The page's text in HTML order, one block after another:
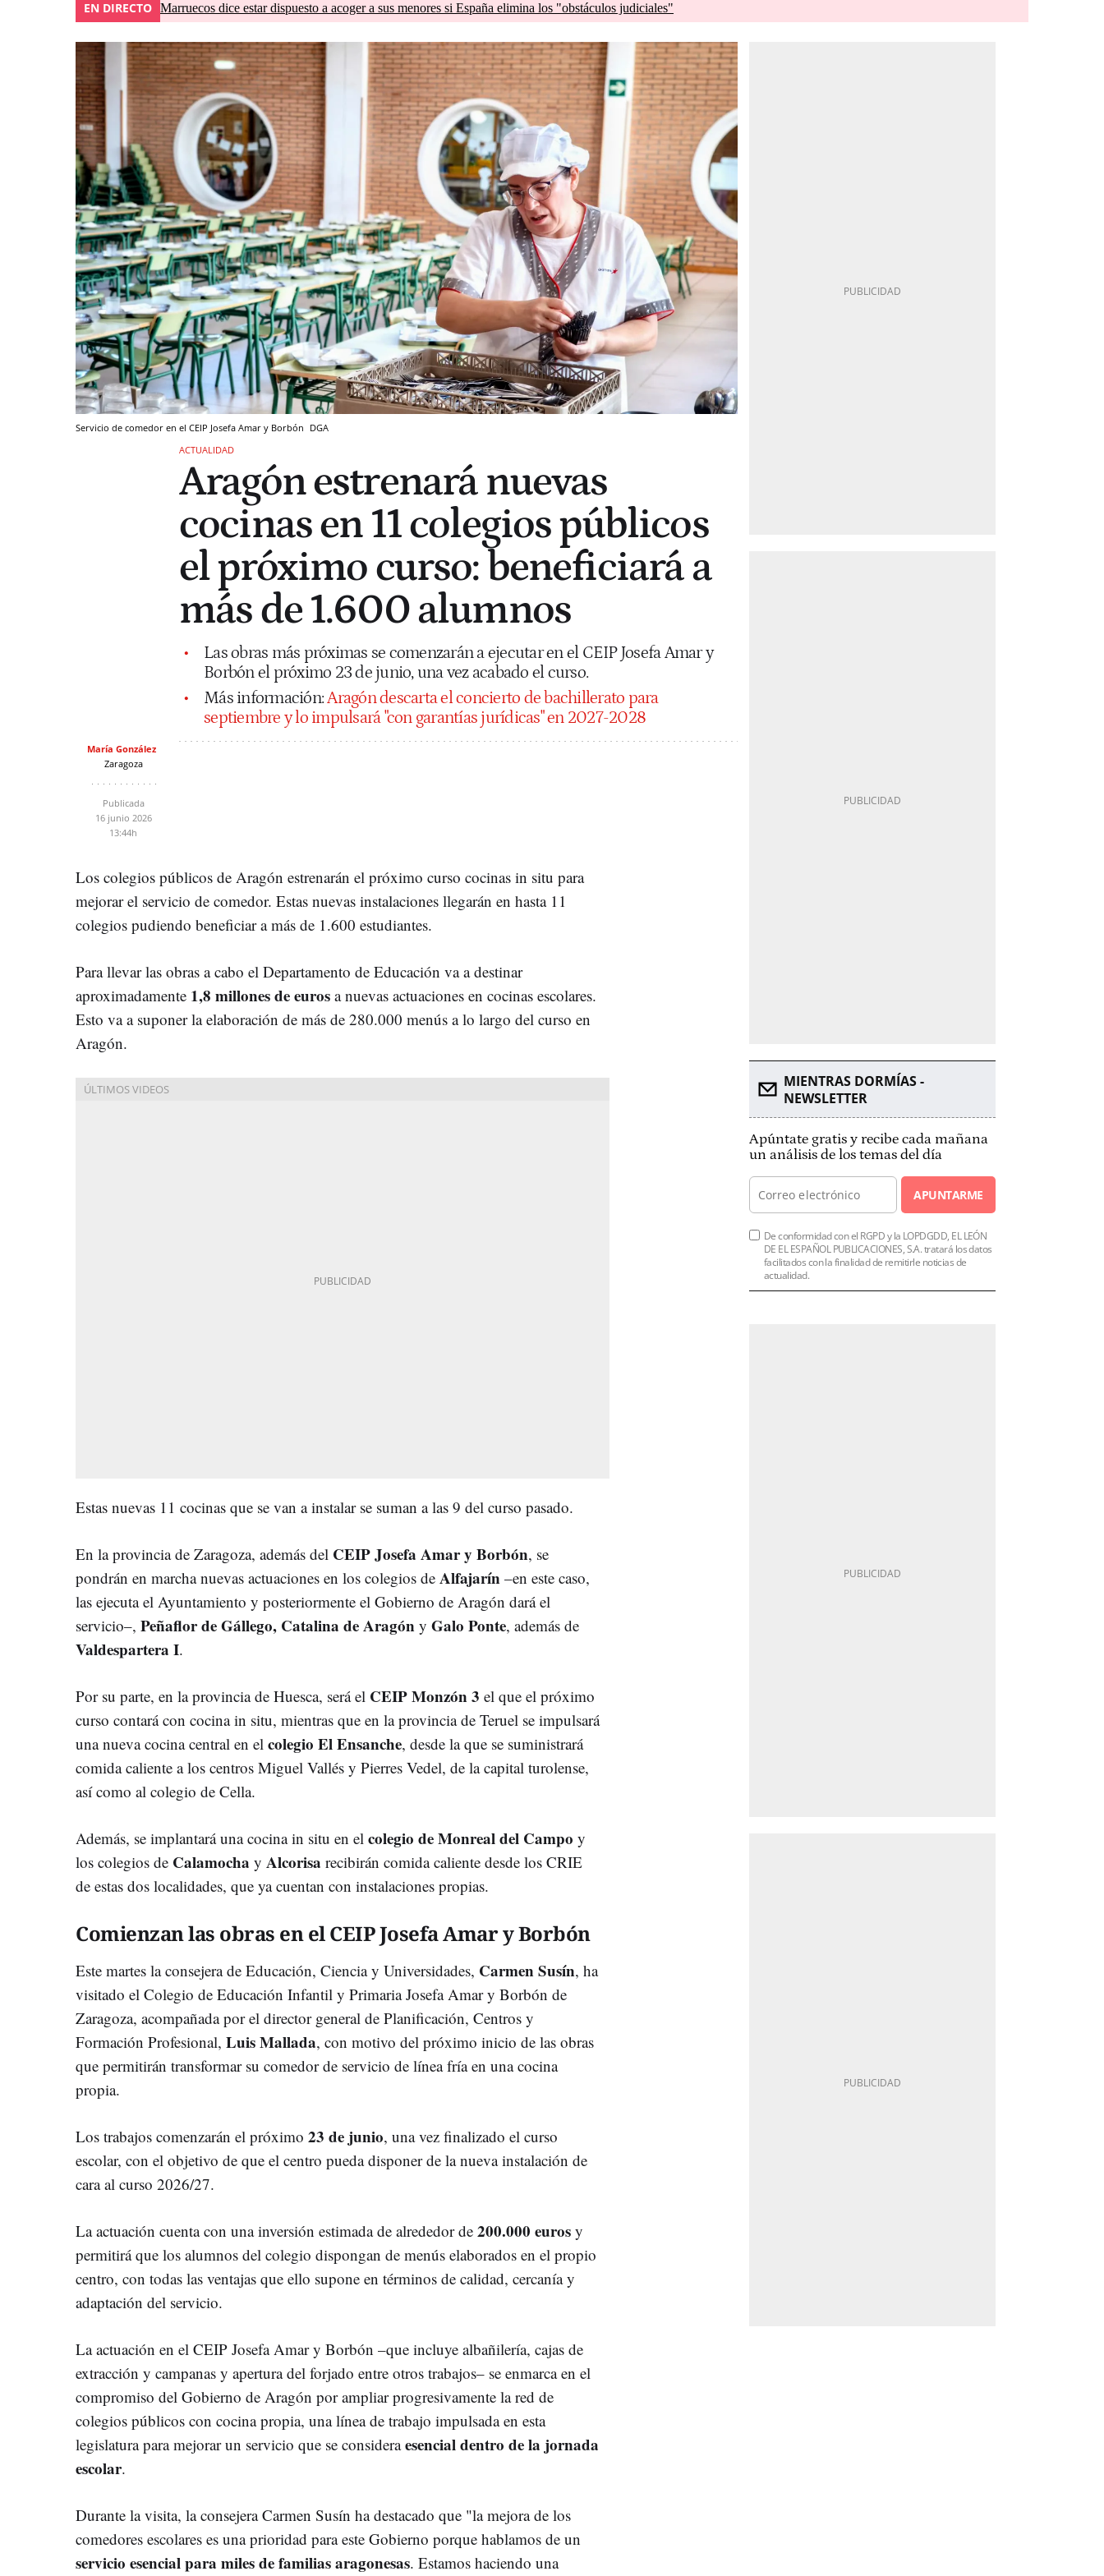
EN DIRECTO Marruecos dice estar dispuesto a acoger a sus menores si España elimina los "obstáculos judiciales"
Servicio de comedor en el CEIP Josefa Amar y Borbón DGA
ACTUALIDAD
Aragón estrenará nuevas
cocinas en 11 colegios públicos
el próximo curso: beneficiará a
más de 1.600 alumnos
Las obras más próximas se comenzarán a ejecutar en el CEIP Josefa Amar y
Borbón el próximo 23 de junio, una vez acabado el curso.
Más información:Aragón descarta el concierto de bachillerato para
septiembre y lo impulsará "con garantías jurídicas" en 2027-2028
María González
Zaragoza
Publicada
16 junio 2026
13:44h
Los colegios públicos de Aragón estrenarán el próximo curso cocinas in situ para
mejorar el servicio de comedor. Estas nuevas instalaciones llegarán en hasta 11
colegios pudiendo beneficiar a más de 1.600 estudiantes.
Para llevar las obras a cabo el Departamento de Educación va a destinar
aproximadamente 1,8 millones de euros a nuevas actuaciones en cocinas escolares.
Esto va a suponer la elaboración de más de 280.000 menús a lo largo del curso en
Aragón.
Estas nuevas 11 cocinas que se van a instalar se suman a las 9 del curso pasado.
En la provincia de Zaragoza, además del CEIP Josefa Amar y Borbón, se
pondrán en marcha nuevas actuaciones en los colegios de Alfajarín –en este caso,
las ejecuta el Ayuntamiento y posteriormente el Gobierno de Aragón dará el
servicio–, Peñaflor de Gállego, Catalina de Aragón y Galo Ponte, además de
Valdespartera I.
Por su parte, en la provincia de Huesca, será el CEIP Monzón 3 el que el próximo
curso contará con cocina in situ, mientras que en la provincia de Teruel se impulsará
una nueva cocina central en el colegio El Ensanche, desde la que se suministrará
comida caliente a los centros Miguel Vallés y Pierres Vedel, de la capital turolense,
así como al colegio de Cella.
Además, se implantará una cocina in situ en el colegio de Monreal del Campo y
los colegios de Calamocha y Alcorisa recibirán comida caliente desde los CRIE
de estas dos localidades, que ya cuentan con instalaciones propias.
Comienzan las obras en el CEIP Josefa Amar y Borbón
Este martes la consejera de Educación, Ciencia y Universidades, Carmen Susín, ha
visitado el Colegio de Educación Infantil y Primaria Josefa Amar y Borbón de
Zaragoza, acompañada por el director general de Planificación, Centros y
Formación Profesional, Luis Mallada, con motivo del próximo inicio de las obras
que permitirán transformar su comedor de servicio de línea fría en una cocina
propia.
Los trabajos comenzarán el próximo 23 de junio, una vez finalizado el curso
escolar, con el objetivo de que el centro pueda disponer de la nueva instalación de
cara al curso 2026/27.
La actuación cuenta con una inversión estimada de alrededor de 200.000 euros y
permitirá que los alumnos del colegio dispongan de menús elaborados en el propio
centro, con todas las ventajas que ello supone en términos de calidad, cercanía y
adaptación del servicio.
La actuación en el CEIP Josefa Amar y Borbón –que incluye albañilería, cajas de
extracción y campanas y apertura del forjado entre otros trabajos– se enmarca en el
compromiso del Gobierno de Aragón por ampliar progresivamente la red de
colegios públicos con cocina propia, una línea de trabajo impulsada en esta
legislatura para mejorar un servicio que se consideraesencial dentro de la jornada
escolar.
Durante la visita, la consejera Carmen Susín ha destacado que "la mejora de los
comedores escolares es una prioridad para este Gobierno porque hablamos de un
servicio esencial para miles de familias aragonesas. Estamos haciendo una
MIENTRAS DORMÍAS -
NEWSLETTER
Apúntate gratis y recibe cada mañana
un análisis de los temas del día
APUNTARME
De conformidad con el RGPD y la LOPDGDD, EL LEÓN
DE EL ESPAÑOL PUBLICACIONES, S.A. tratará los datos
facilitados con la finalidad de remitirle noticias de
actualidad.